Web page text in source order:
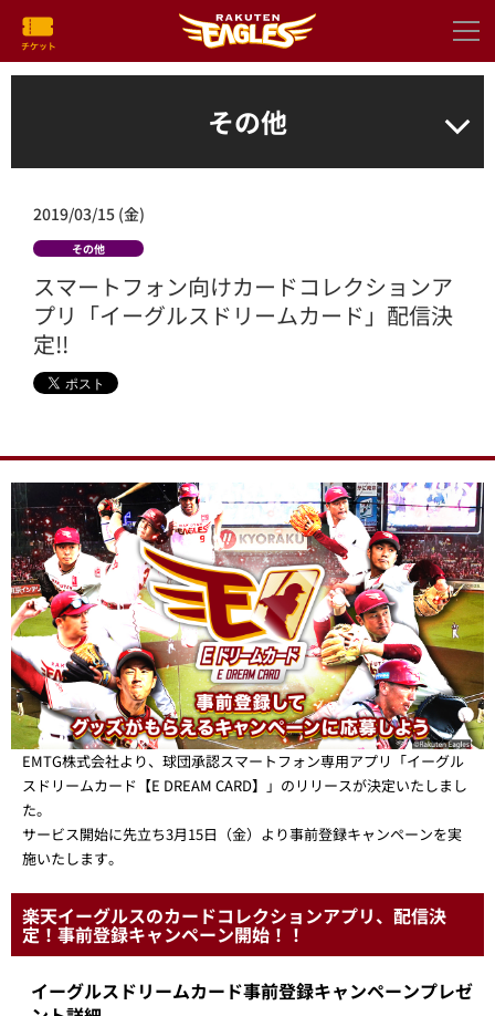
その他
2019/03/15 (金)
その他
スマートフォン向けカードコレクションア
プリ「イーグルスドリームカード」配信決
定!!
EMTG株式会社より、球団承認スマートフォン専用アプリ「イーグル
スドリームカード【E DREAM CARD】」のリリースが決定いたしまし
た。
サービス開始に先立ち3月15日（金）より事前登録キャンペーンを実
施いたします。
楽天イーグルスのカードコレクションアプリ、配信決
定！事前登録キャンペーン開始！！
イーグルスドリームカード事前登録キャンペーンプレゼ